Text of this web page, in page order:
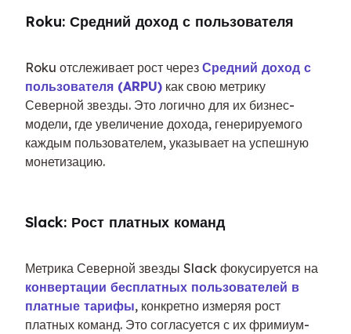
Roku: Средний доход с пользователя
Roku отслеживает рост через Средний доход с
пользователя (ARPU) как свою метрику
Северной звезды. Это логично для их бизнес-
модели, где увеличение дохода, генерируемого
каждым пользователем, указывает на успешную
монетизацию.
Slack: Рост платных команд
конвертации бесплатных пользователей в
платные тарифы, конкретно измеряя рост
платных команд. Это согласуется с их фримиум-